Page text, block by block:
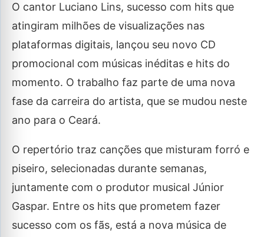
O cantor Luciano Lins, sucesso com hits que
atingiram milhões de visualizações nas
plataformas digitais, lançou seu novo CD
promocional com músicas inéditas e hits do
momento. O trabalho faz parte de uma nova
fase da carreira do artista, que se mudou neste
ano para o Ceará.
O repertório traz canções que misturam forró e
piseiro, selecionadas durante semanas,
juntamente com o produtor musical Júnior
Gaspar. Entre os hits que prometem fazer
sucesso com os fãs, está a nova música de